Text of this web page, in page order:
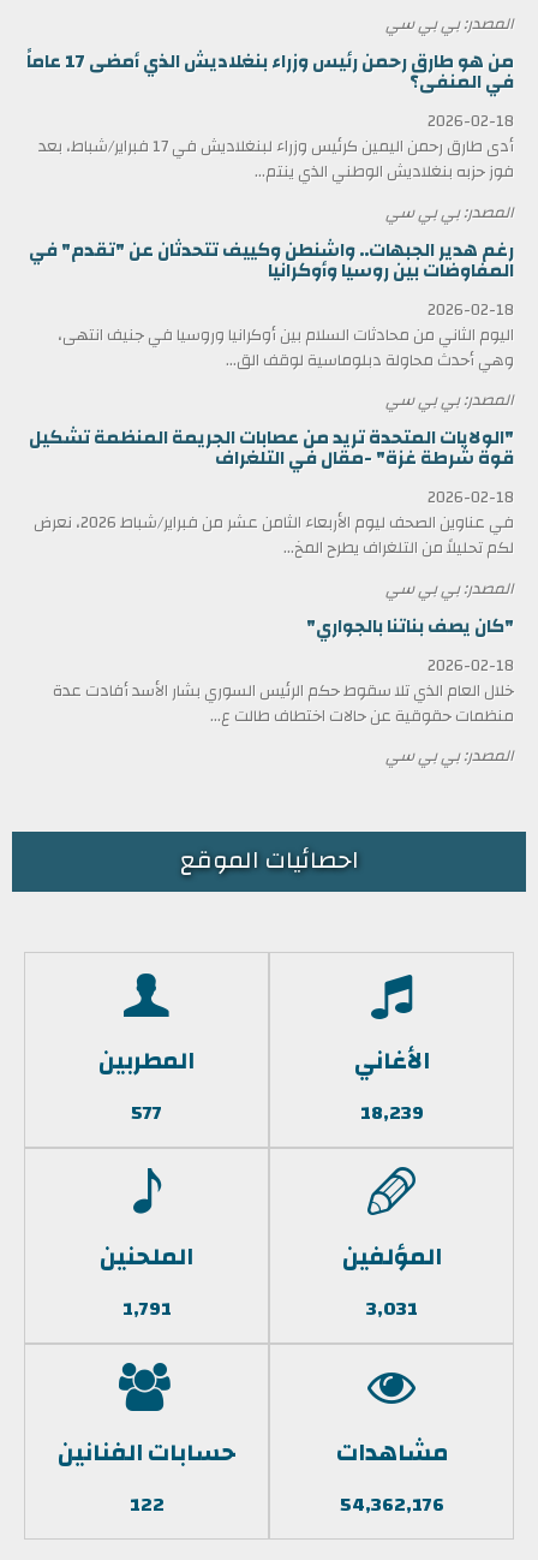
المصدر: بي بي سي
من هو طارق رحمن رئيس وزراء بنغلاديش الذي أمضى 17 عاماً
في المنفى؟
2026-02-18
أدى طارق رحمن اليمين كرئيس وزراء لبنغلاديش في 17 فبراير/شباط، بعد
فوز حزبه بنغلاديش الوطني الذي ينتم...
المصدر: بي بي سي
رغم هدير الجبهات.. واشنطن وكييف تتحدثان عن "تقدم" في
المفاوضات بين روسيا وأوكرانيا
2026-02-18
اليوم الثاني من محادثات السلام بين أوكرانيا وروسيا في جنيف انتهى،
وهي أحدث محاولة دبلوماسية لوقف الق...
المصدر: بي بي سي
"الولايات المتحدة تريد من عصابات الجريمة المنظمة تشكيل
قوة شرطة غزة" -مقال في التلغراف
2026-02-18
في عناوين الصحف ليوم الأربعاء الثامن عشر من فبراير/شباط 2026، نعرض
لكم تحليلاً من التلغراف يطرح المخ...
المصدر: بي بي سي
"كان يصف بناتنا بالجواري"
2026-02-18
خلال العام الذي تلا سقوط حكم الرئيس السوري بشار الأسد أفادت عدة
منظمات حقوقية عن حالات اختطاف طالت ع...
المصدر: بي بي سي
احصائيات الموقع
الأغاني
18,239
المطربين
577
المؤلفين
3,031
الملحنين
1,791
مشاهدات
54,362,176
حسابات الفنانين
122